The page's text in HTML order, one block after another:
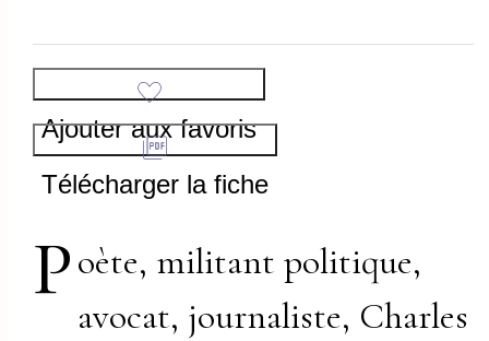
Ajouter aux favoris
Télécharger la fiche
Poète, militant politique,
avocat, journaliste, Charles